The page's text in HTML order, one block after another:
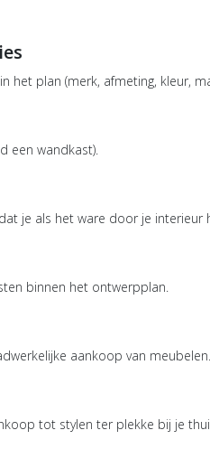
het plan (merk, afmeting, kleur,
een wandkast).
je als het ware door je
binnen het ontwerpplan.
aankoop van meubelen.
tot stylen ter plekke bij je